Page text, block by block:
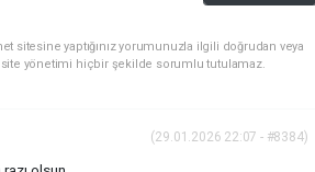
sitesine yaptığınız yorumunuzla ilgili doğrudan veya
site yönetimi hiçbir şekilde sorumlu tutulamaz.
(29.01.2026 22:07 - #8384)